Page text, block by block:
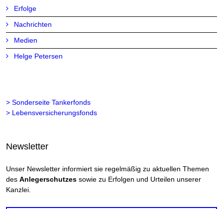
Erfolge
Nachrichten
Medien
Helge Petersen
> Sonderseite Tankerfonds
> Lebensversicherungsfonds
Newsletter
Unser Newsletter informiert sie regelmäßig zu aktuellen Themen
desAnlegerschutzes sowie zu Erfolgen und Urteilen unserer
Kanzlei.